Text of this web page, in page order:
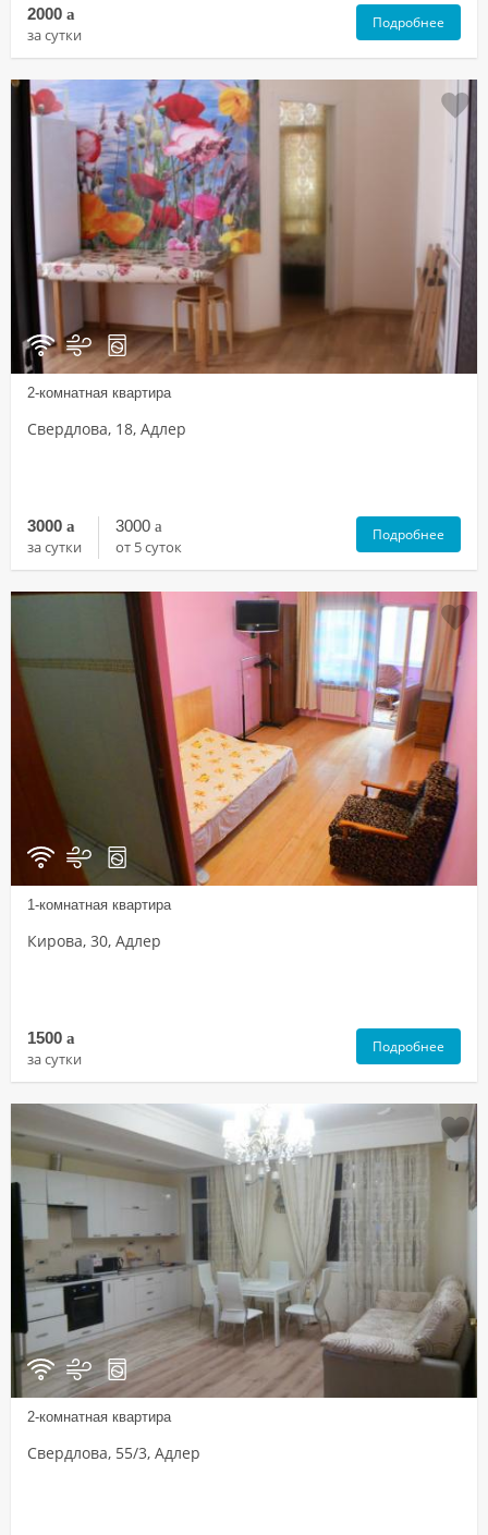
2000 a
за сутки
Подробнее
2-комнатная квартира
Свердлова, 18, Адлер
3000 a
за сутки
3000 a
от 5 суток
Подробнее
1-комнатная квартира
Кирова, 30, Адлер
1500 a
за сутки
Подробнее
2-комнатная квартира
Свердлова, 55/3, Адлер